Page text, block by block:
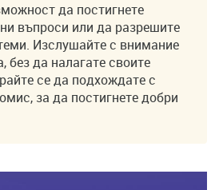
да постигнете
въпроси или да разрешите
Изслушайте с внимание
без да налагате своите
се да подхождате с
за да постигнете добри